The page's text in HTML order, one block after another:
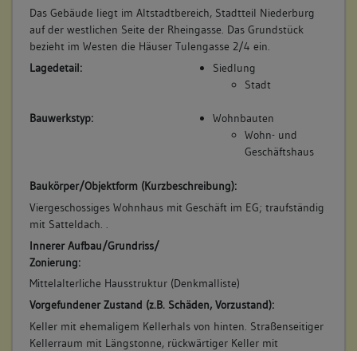
Das Gebäude liegt im Altstadtbereich, Stadtteil Niederburg
auf der westlichen Seite der Rheingasse. Das Grundstück
bezieht im Westen die Häuser Tulengasse 2/4 ein.
Lagedetail:
Siedlung
Stadt
Bauwerkstyp:
Wohnbauten
Wohn- und
Geschäftshaus
Baukörper/Objektform (Kurzbeschreibung):
Viergeschossiges Wohnhaus mit Geschäft im EG; traufständig
mit Satteldach. .
Innerer Aufbau/Grundriss/
Zonierung:
Mittelalterliche Hausstruktur (Denkmalliste)
Vorgefundener Zustand (z.B. Schäden, Vorzustand):
Keller mit ehemaligem Kellerhals von hinten. Straßenseitiger
Kellerraum mit Längstonne, rückwärtiger Keller mit